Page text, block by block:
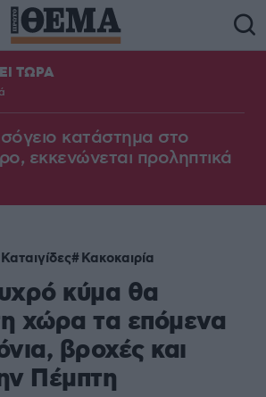
ΤΩΡΑ
κατάστημα στο
εκκενώνεται προληπτικά
Καταιγίδες Κακοκαιρία
κύμα θα
χώρα τα επόμενα
βροχές και
Πέμπτη